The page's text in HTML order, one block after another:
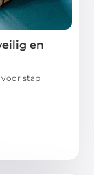
en
voor stap